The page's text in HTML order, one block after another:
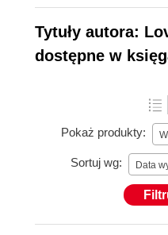
Tytuły autora:
dostępne w
Pokaż produkty:
Sortuj wg: Data